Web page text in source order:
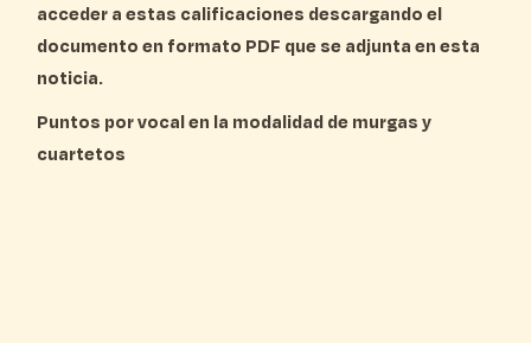
acceder a estas calificaciones descargando el
documento en formato PDF que se adjunta en esta
noticia.
Puntos por vocal en la modalidad de murgas y
cuartetos